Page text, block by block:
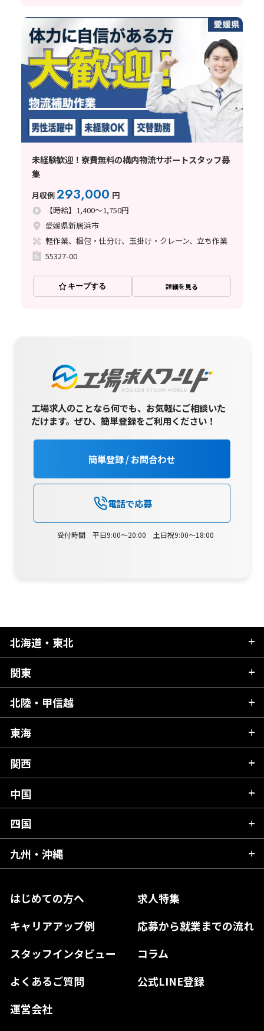
未経験歓迎！寮費無料の構内物流サポートスタッフ募
集
月収例293,000 円
【時給】1,400～1,750円
愛媛県新居浜市
軽作業、梱包・仕分け、玉掛け・クレーン、立ち作業
55327-00
キープする 詳細を見る
工場求人のことなら何でも、お気軽にご相談いた
だけます。ぜひ、簡単登録をご利用ください！
簡単登録 / お問合わせ
電話で応募
受付時間 平日9:00～20:00 土日祝9:00～18:00
はじめての方へ
求人特集
キャリアアップ例
応募から就業までの流れ
スタッフインタビュー
コラム
よくあるご質問
公式LINE登録
運営会社
北海道・東北
北海道
青森県
秋田県
岩手県
宮城県
福島県
関東
茨城県
栃木県
群馬県
千葉県
東京都
神奈川県
北陸・甲信越
新潟県
富山県
石川県
山梨県
長野県
東海
岐阜県
静岡県
愛知県
関西
滋賀県
京都府
大阪府
奈良県
和歌山県
中国
広島県
岡山県
島根県
山口県
四国
愛媛県
徳島県
九州・沖縄
熊本県
宮崎県